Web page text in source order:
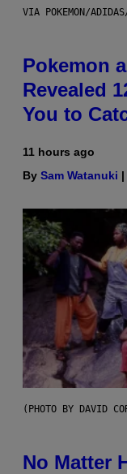
VIA POKEMON/
Pokemon
Revealed
You to
11 hours ago
By Sam Watanuki
(PHOTO BY DAVID
No Matter